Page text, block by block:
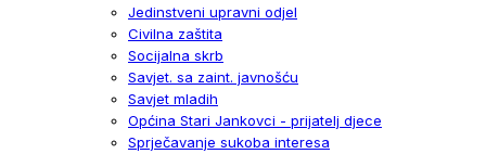
Jedinstveni upravni odjel
Civilna zaštita
Socijalna skrb
Savjet. sa zaint. javnošću
Savjet mladih
Općina Stari Jankovci - prijatelj djece
Sprječavanje sukoba interesa